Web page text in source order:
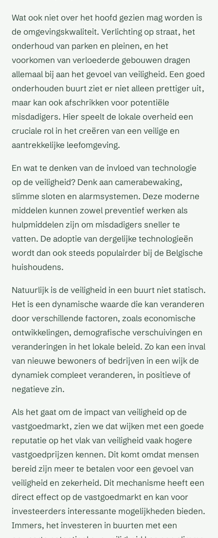
Wat ook niet over het hoofd gezien mag worden is
de omgevingskwaliteit. Verlichting op straat, het
onderhoud van parken en pleinen, en het
voorkomen van verloederde gebouwen dragen
allemaal bij aan het gevoel van veiligheid. Een goed
onderhouden buurt ziet er niet alleen prettiger uit,
maar kan ook afschrikken voor potentiële
misdadigers. Hier speelt de lokale overheid een
cruciale rol in het creëren van een veilige en
aantrekkelijke leefomgeving.
En wat te denken van de invloed van technologie
op de veiligheid? Denk aan camerabewaking,
slimme sloten en alarmsystemen. Deze moderne
middelen kunnen zowel preventief werken als
hulpmiddelen zijn om misdadigers sneller te
vatten. De adoptie van dergelijke technologieën
wordt dan ook steeds populairder bij de Belgische
huishoudens.
Natuurlijk is de veiligheid in een buurt niet statisch.
Het is een dynamische waarde die kan veranderen
door verschillende factoren, zoals economische
ontwikkelingen, demografische verschuivingen en
veranderingen in het lokale beleid. Zo kan een inval
van nieuwe bewoners of bedrijven in een wijk de
dynamiek compleet veranderen, in positieve of
negatieve zin.
Als het gaat om de impact van veiligheid op de
vastgoedmarkt, zien we dat wijken met een goede
reputatie op het vlak van veiligheid vaak hogere
vastgoedprijzen kennen. Dit komt omdat mensen
bereid zijn meer te betalen voor een gevoel van
veiligheid en zekerheid. Dit mechanisme heeft een
direct effect op de vastgoedmarkt en kan voor
investeerders interessante mogelijkheden bieden.
Immers, het investeren in buurten met een